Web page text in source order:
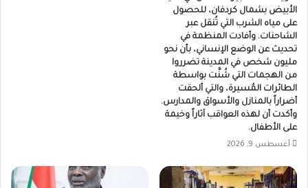
الأبيض بشمال كردفان، للحصول
على مياه الشرب التي تُنقل عبر
الشاحنات. وأفادت المنظمة في
تحديث عن الوضع الإنساني، بأن نحو
مليون شخص في المدينة تضرروا
من الهجمات التي شُنَّت بواسطة
الطائرات المُسيرة، والتي ألحقت
أضراراً بالمنازل والأسواق والمدارس.
وأكدت أن لهذه العواقب آثاراً وخيمة
على الأطفال.
أغسطس 9, 2026